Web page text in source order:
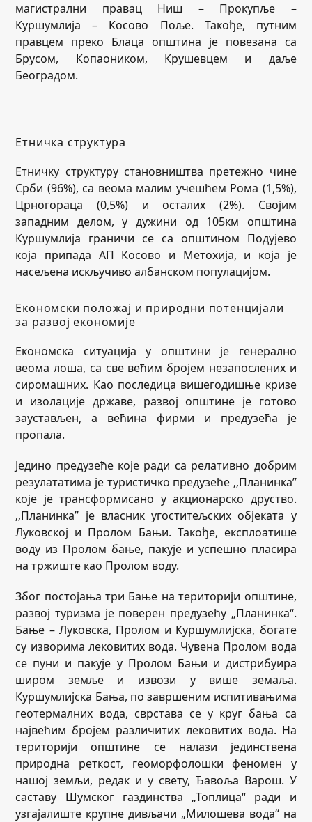
магистрални правац Ниш – Прокупље –
Куршумлија – Косово Поље. Такође, путним
правцем преко Блаца општина је повезана са
Брусом, Копаоником, Крушевцем и даље
Београдом.
Етничка структура
Етничку структуру становништва претежно чине
Срби (96%), са веома малим учешћем Рома (1,5%),
Црногораца (0,5%) и осталих (2%). Својим
западним делом, у дужини од 105км општина
Куршумлија граничи се са општином Подујево
која припада АП Косово и Метохија, и која је
насељена искључиво албанском популацијом.
Економски положај и природни потенцијали
за развој економије
Економска ситуација у општини је генерално
веома лоша, са све већим бројем незапослених и
сиромашних. Као последица вишегодишње кризе
и изолације државе, развој општине је готово
заустављен, а већина фирми и предузећа је
пропала.
Једино предузеће које ради са релативно добрим
резулататима је туристичко предузеће ‚‚Планинка’’
које је трансформисано у акционарско друство.
‚‚Планинка’’ је власник угоститељских објеката у
Луковској и Пролом Бањи. Такође, експлоатише
воду из Пролом бање, пакује и успешно пласира
на тржиште као Пролом воду.
Због постојања три Бање на територији општине,
развој туризма је поверен предузећу „Планинка“.
Бање – Луковска, Пролом и Куршумлијска, богате
су изворима лековитих вода. Чувена Пролом вода
се пуни и пакује у Пролом Бањи и дистрибуира
широм земље и извози у више земаља.
Куршумлијска Бања, по завршеним испитивањима
геотермалних вода, сврстава се у круг бања са
највећим бројем различитих лековитих вода. На
територији општине се налази јединствена
природна реткост, геоморфолошки феномен у
нашој земљи, редак и у свету, Ђавоља Варош. У
саставу Шумског газдинства „Топлица“ ради и
узгајалиште крупне дивљачи „Милошева вода“ на